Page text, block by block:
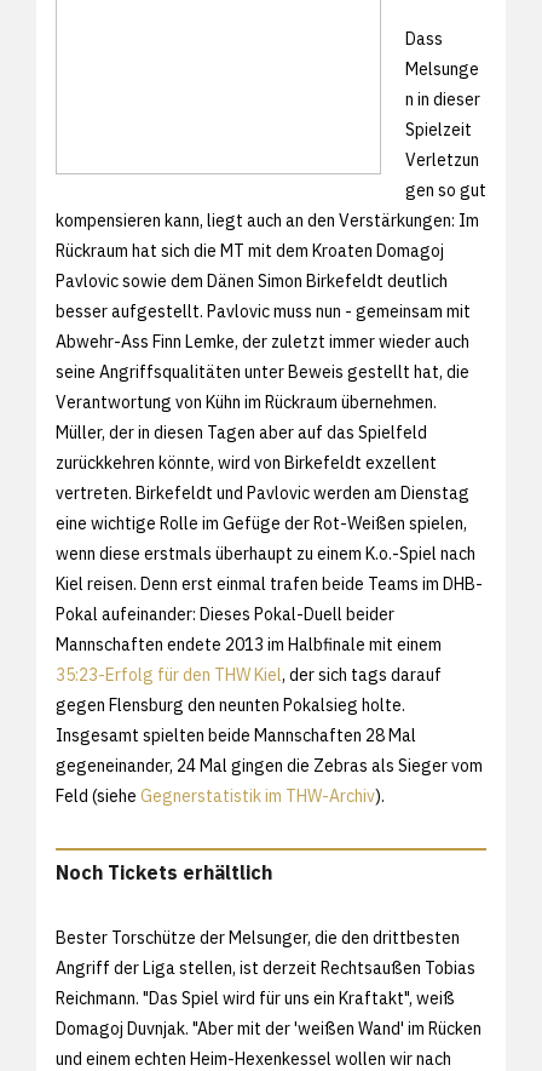
Dass
Melsunge
n in dieser
Spielzeit
Verletzun
gen so gut
kompensieren kann, liegt auch an den Verstärkungen: Im
Rückraum hat sich die MT mit dem Kroaten Domagoj
Pavlovic sowie dem Dänen Simon Birkefeldt deutlich
besser aufgestellt. Pavlovic muss nun - gemeinsam mit
Abwehr-Ass Finn Lemke, der zuletzt immer wieder auch
seine Angriffsqualitäten unter Beweis gestellt hat, die
Verantwortung von Kühn im Rückraum übernehmen.
Müller, der in diesen Tagen aber auf das Spielfeld
zurückkehren könnte, wird von Birkefeldt exzellent
vertreten. Birkefeldt und Pavlovic werden am Dienstag
eine wichtige Rolle im Gefüge der Rot-Weißen spielen,
wenn diese erstmals überhaupt zu einem K.o.-Spiel nach
Kiel reisen. Denn erst einmal trafen beide Teams im DHB-
Pokal aufeinander: Dieses Pokal-Duell beider
Mannschaften endete 2013 im Halbfinale mit einem
35:23-Erfolg für den THW Kiel, der sich tags darauf
gegen Flensburg den neunten Pokalsieg holte.
Insgesamt spielten beide Mannschaften 28 Mal
gegeneinander, 24 Mal gingen die Zebras als Sieger vom
Feld (siehe Gegnerstatistik im THW-Archiv).
Noch Tickets erhältlich
Bester Torschütze der Melsunger, die den drittbesten
Angriff der Liga stellen, ist derzeit Rechtsaußen Tobias
Reichmann. "Das Spiel wird für uns ein Kraftakt", weiß
Domagoj Duvnjak. "Aber mit der 'weißen Wand' im Rücken
und einem echten Heim-Hexenkessel wollen wir nach